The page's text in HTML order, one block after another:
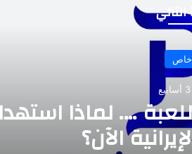
التالي
خاص
…. لماذا
الآن؟